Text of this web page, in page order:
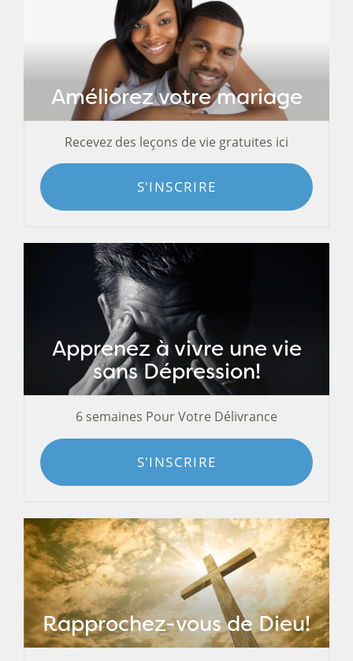
Améliorez votre mariage
Recevez des leçons de vie gratuites ici
S'INSCRIRE
Apprenez à vivre une vie
sans Dépression!
6 semaines Pour Votre Délivrance
S'INSCRIRE
Rapprochez-vous de Dieu!